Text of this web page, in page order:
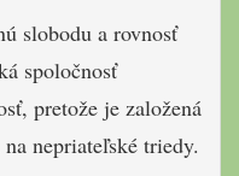
slobodu a rovnosť
spoločnosť
pretože je založená
nepriateľské triedy.